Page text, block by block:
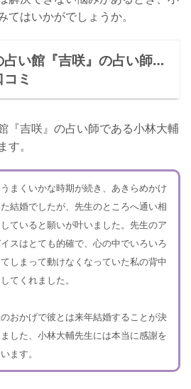
はいかがでしょうか。
い館『吉咲』の占い師…
ミ
『吉咲』の占い師である小林大輔
。
まくいかな時期が続き、あきらめかけ
結婚でしたが、先生のところへ通い相
ていると願いが叶いました。先生のア
イスはとても的確で、心の中でいろいろ
しまって動けなくなっていた私の背中
てくれました。
おかげで彼とは来年結婚することが決
した、小林大輔先生には本当に感謝を
ます。